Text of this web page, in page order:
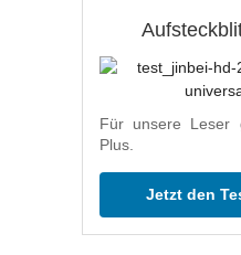
Für unsere Leser
Plus.
Jetzt den